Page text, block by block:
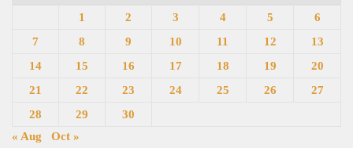
1
2 3 4 5
6
7
8 9 10 11 12
13
14
15 16 17 18 19
20
21
22 23 24 25 26
27
28
29
30
« Aug
Oct »